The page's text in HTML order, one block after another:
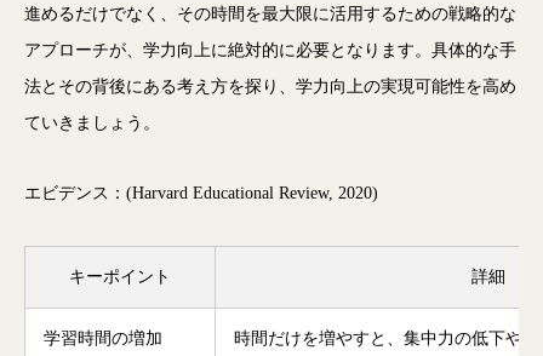
進めるだけでなく、その時間を最大限に活用するための戦略的な
アプローチが、学力向上に絶対的に必要となります。具体的な手
法とその背後にある考え方を探り、学力向上の実現可能性を高め
ていきましょう。
エビデンス：(Harvard Educational Review, 2020)
キーポイント 詳細
学習時間の増加 時間だけを増やすと、集中力の低下や